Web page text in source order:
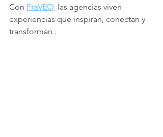
Con FraVEO, las agencias viven
experiencias que inspiran, conectan y
transforman .